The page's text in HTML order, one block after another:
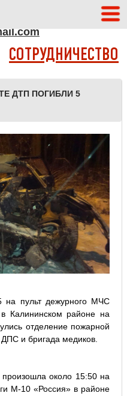
СОТРУДНИЧЕСТВО
ДТП ПОГИБЛИ 5
на пульт дежурного МЧС
Калининском районе на
отделение пожарной
и бригада медиков.
около 15:50 на
М-10 «Россия» в районе